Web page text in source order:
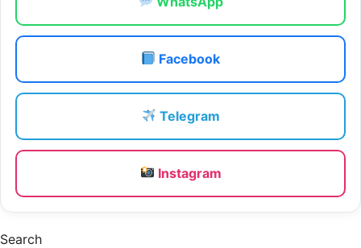
Facebook
Telegram
Instagram
Search